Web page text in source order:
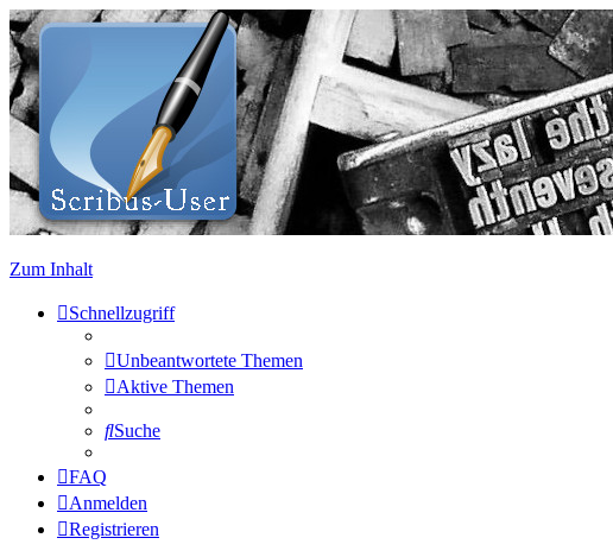
Zum Inhalt
Schnellzugriff
Unbeantwortete Themen
Aktive Themen
Suche
FAQ
Anmelden
Registrieren